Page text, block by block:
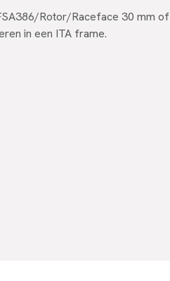
Rotor/Raceface 30 mm of
in een ITA frame.